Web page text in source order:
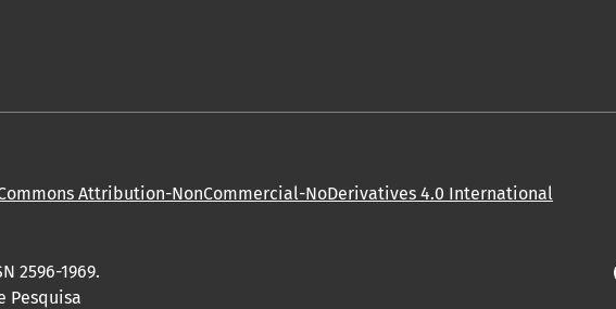
Attribution-NonCommercial-NoDerivatives 4.0 International
2596-1969.
Pesquisa